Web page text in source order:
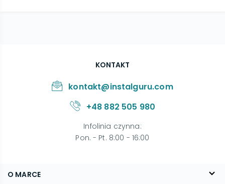
O MARCE
KONTAKT
kontakt@instalguru.com
+48 882 505 980
Infolinia czynna:
Pon. - Pt. 8:00 - 16:00